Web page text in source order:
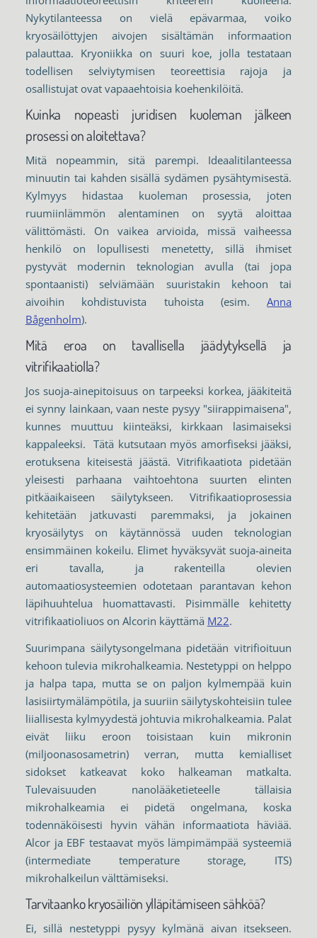
Nykytilanteessa on vielä epävarmaa, voiko
kryosäilöttyjen aivojen sisältämän informaation
palauttaa. Kryoniikka on suuri koe, jolla testataan
todellisen selviytymisen teoreettisia rajoja ja
osallistujat ovat vapaaehtoisia koehenkilöitä.
Kuinka nopeasti juridisen kuoleman jälkeen
prosessi on aloitettava?
Mitä nopeammin, sitä parempi. Ideaalitilanteessa
minuutin tai kahden sisällä sydämen pysähtymisestä.
Kylmyys hidastaa kuoleman prosessia, joten
ruumiinlämmön alentaminen on syytä aloittaa
välittömästi. On vaikea arvioida, missä vaiheessa
henkilö on lopullisesti menetetty, sillä ihmiset
pystyvät modernin teknologian avulla (tai jopa
spontaanisti) selviämään suuristakin kehoon tai
aivoihin kohdistuvista tuhoista (esim.Anna
Bågenholm).
Mitä eroa on tavallisella jäädytyksellä ja
vitrifikaatiolla?
Jos suoja-ainepitoisuus on tarpeeksi korkea, jääkiteitä
ei synny lainkaan, vaan neste pysyy "siirappimaisena",
kunnes muuttuu kiinteäksi, kirkkaan lasimaiseksi
kappaleeksi. Tätä kutsutaan myös amorfiseksi jääksi,
erotuksena kiteisestä jäästä. Vitrifikaatiota pidetään
yleisesti parhaana vaihtoehtona suurten elinten
pitkäaikaiseen säilytykseen. Vitrifikaatioprosessia
kehitetään jatkuvasti paremmaksi, ja jokainen
kryosäilytys on käytännössä uuden teknologian
ensimmäinen kokeilu. Elimet hyväksyvät suoja-aineita
eri tavalla, ja rakenteilla olevien
automaatiosysteemien odotetaan parantavan kehon
läpihuuhtelua huomattavasti. Pisimmälle kehitetty
vitrifikaatioliuos on Alcorin käyttämä M22.
Suurimpana säilytysongelmana pidetään vitrifioituun
kehoon tulevia mikrohalkeamia. Nestetyppi on helppo
ja halpa tapa, mutta se on paljon kylmempää kuin
lasisiirtymälämpötila, ja suuriin säilytyskohteisiin tulee
liiallisesta kylmyydestä johtuvia mikrohalkeamia. Palat
eivät liiku eroon toisistaan kuin mikronin
(miljoonasosametrin) verran, mutta kemialliset
sidokset katkeavat koko halkeaman matkalta.
Tulevaisuuden nanolääketieteelle tällaisia
mikrohalkeamia ei pidetä ongelmana, koska
todennäköisesti hyvin vähän informaatiota häviää.
Alcor ja EBF testaavat myös lämpimämpää systeemiä
(intermediate temperature storage, ITS)
mikrohalkeilun välttämiseksi.
Tarvitaanko kryosäiliön ylläpitämiseen sähköä?
Ei, sillä nestetyppi pysyy kylmänä aivan itsekseen.